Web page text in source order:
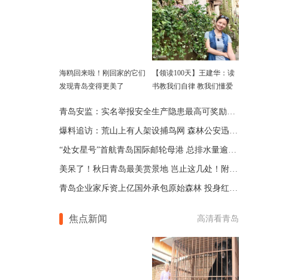
海鸥回来啦！刚回家的它们
发现青岛变得更美了
【领读100天】王建华：读
书教我们自律 教我们懂爱
青岛安监：实名举报安全生产隐患最高可奖励50万元
爆料追访：荒山上有人架设捕鸟网 森林公安迅速出击拆除
“处女星号”首航青岛国际邮轮母港 总排水量逾7.5万吨
美呆了！秋日青岛最美赏景地 岂止这几处！附路线
青岛企业家斥资上亿国外承包原始森林 投身红木家具领域
焦点新闻 高清看青岛